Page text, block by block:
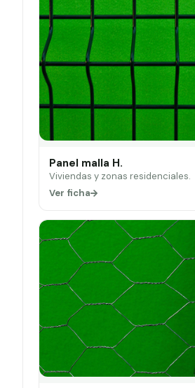
Panel malla H.
Viviendas y zonas residenciales.
Ver ficha